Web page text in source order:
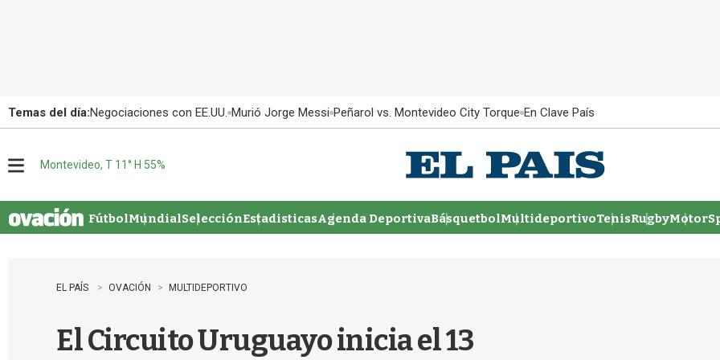
Temas del día:Negociaciones con EE.UU. Murió Jorge Messi Peñarol vs. Montevideo City Torque En Clave País
u
Montevideo, T 11° H 55%
FútbolMundialSelecciónEstadisticasAgenda DeportivaBásquetbolMultideportivoTenisRugby
EL PAÍS OVACIÓN MULTIDEPORTIVO
El Circuito Uruguayo inicia el 13